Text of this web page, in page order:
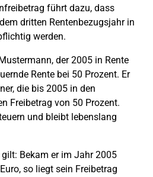
führt dazu, dass
dritten Rentenbezugsjahr in
werden.
der 2005 in Rente
Rente bei 50 Prozent. Er
die bis 2005 in den
Freibetrag von 50 Prozent.
und bleibt lebenslang
Bekam er im Jahr 2005
so liegt sein Freibetrag